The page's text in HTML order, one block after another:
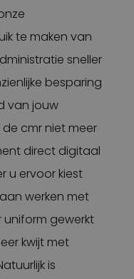
te maken van
sneller
besparing
van jouw
cmr niet meer
direct digitaal
u ervoor kiest
werken met
gewerkt
kwijt met
is